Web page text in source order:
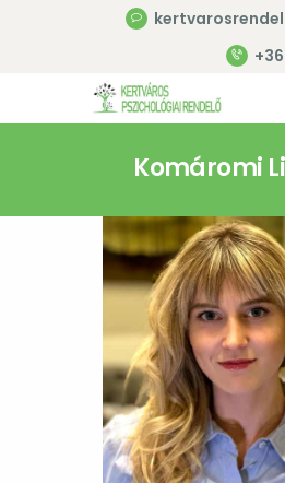
Komáromi
Főoldal
Szakembereink
Árak
Tudomány
Magazin
Webshop
Kapcsolat